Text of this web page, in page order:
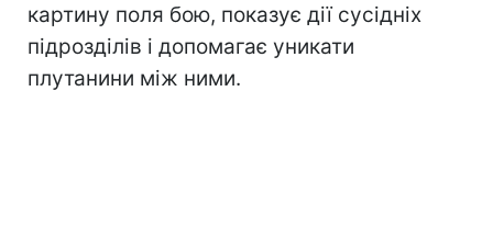
картину поля бою, показує дії сусідніх
підрозділів і допомагає уникати
плутанини між ними.